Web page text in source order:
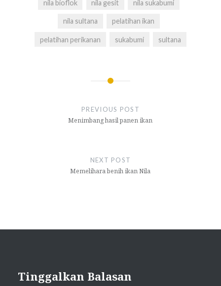
nila bioflok nila gesit nila sukabumi
nila sultana pelatihan ikan
pelatihan perikanan sukabumi sultana
PREVIOUS POST
Menimbang hasil panen ikan
NEXT POST
Memelihara benih ikan Nila
Tinggalkan Balasan